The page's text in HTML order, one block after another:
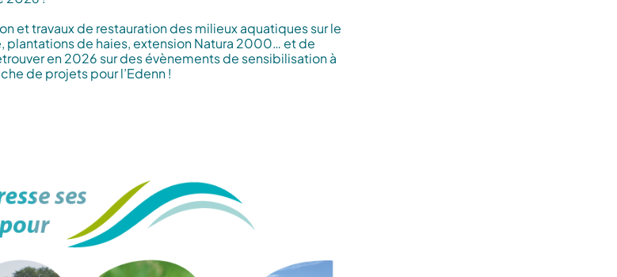
et travaux de restauration des milieux aquatiques sur le
plantations de haies, extension Natura 2000… et de
en 2026 sur des évènements de sensibilisation à
de projets pour l’Edenn !